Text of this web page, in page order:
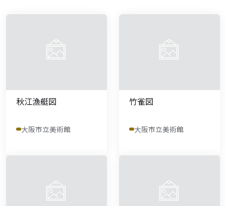
秋江漁艇図
大阪市立美術館
竹雀図
大阪市立美術館